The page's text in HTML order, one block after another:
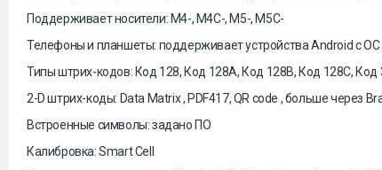
Поддерживает носители: M4-, M4C-, M5-, M5C-
Телефоны и планшеты: поддерживает устройства Android с ОС
Типы штрих-кодов: Код 128, Код 128A, Код 128B, Код 128C, Код
2-D штрих-коды: Data Matrix , PDF417, QR code , больше через
Встроенные символы: задано ПО
Калибровка: Smart Cell